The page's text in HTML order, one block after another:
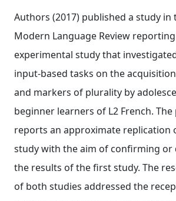
Authors (2017) published a study in
Modern Language Review
experimental study that
input‐based tasks on the
and markers of plurality by
beginner learners of L2 French.
reports an approximate replication
study with the aim of confirming or
the results of the first study. The
of both studies addressed the